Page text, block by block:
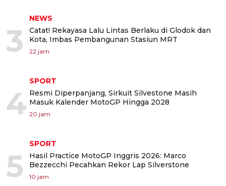
3
NEWS
Catat! Rekayasa Lalu Lintas Berlaku di Glodok dan
Kota, Imbas Pembangunan Stasiun MRT
22 jam
4
SPORT
Resmi Diperpanjang, Sirkuit Silvestone Masih
Masuk Kalender MotoGP Hingga 2028
20 jam
5
SPORT
Hasil Practice MotoGP Inggris 2026: Marco
Bezzecchi Pecahkan Rekor Lap Silverstone
10 jam